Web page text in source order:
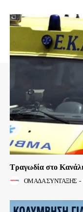
Τραγωδία στο
ΟΜΑΔΑ ΣΥΝΤΑΞΗΣ -